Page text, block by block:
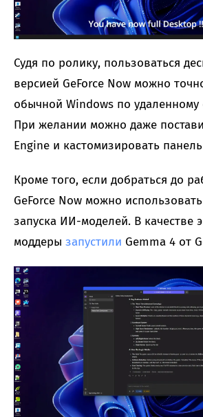
Судя по ролику, пользоваться
версией GeForce Now можно
обычной Windows по
При желании можно даже
Engine и кастомизировать
Кроме того, если добраться до
GeForce Now можно
запуска ИИ-моделей. В качестве
моддеры запустили Gemma 4 от